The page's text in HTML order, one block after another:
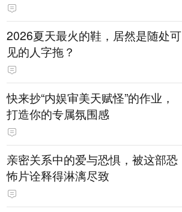
2026夏天最火的鞋，居然是随处可
见的人字拖？
快来抄“内娱审美天赋怪”的作业，
打造你的专属氛围感
亲密关系中的爱与恐惧，被这部恐
怖片诠释得淋漓尽致